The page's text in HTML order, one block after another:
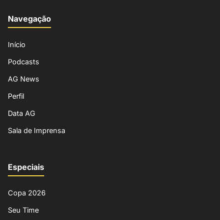
Navegação
Início
Podcasts
AG News
Perfil
Data AG
Sala de Imprensa
Especiais
Copa 2026
Seu Time